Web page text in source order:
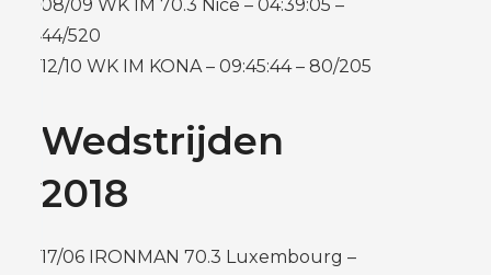
08/09 WK IM 70.3 Nice – 04:39:05 –
44/520
12/10 WK IM KONA – 09:45:44 – 80/205
Wedstrijden
2018
17/06 IRONMAN 70.3 Luxembourg –